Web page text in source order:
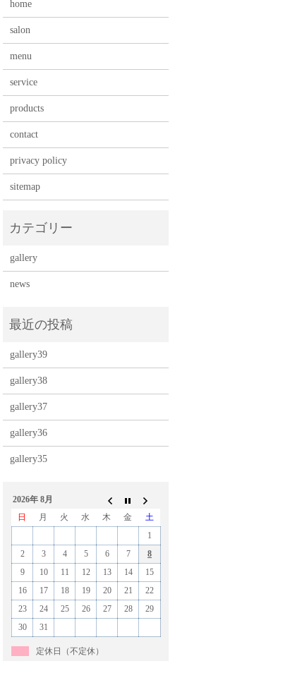
home
salon
menu
service
products
contact
privacy policy
sitemap
gallery
news
gallery39
gallery38
gallery37
gallery36
gallery35
2026年 8月
日
月 火 水 木 金
土
1
2
3 4 5 6 7
8
9
10 11 12 13 14
15
16
17 18 19 20 21
22
23
24 25 26 27 28
29
30
31
定休日（不定休）